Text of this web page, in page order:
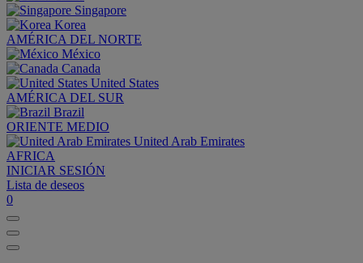
Singapore
Korea
AMÉRICA DEL NORTE
México
Canada
United States
AMÉRICA DEL SUR
Brazil
ORIENTE MEDIO
United Arab Emirates
AFRICA
INICIAR SESIÓN
Lista de deseos
0